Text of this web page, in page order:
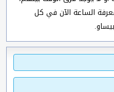
الساعة الآن في كل